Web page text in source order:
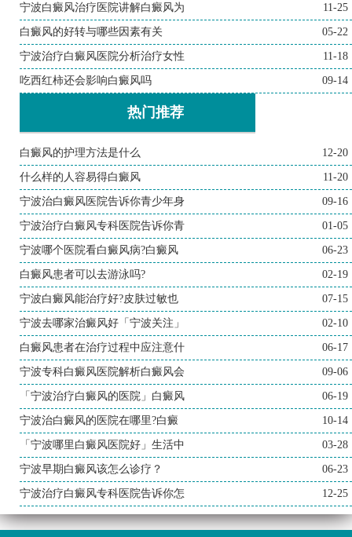
宁波白癜风治疗医院讲解白癜风为 11-25
白癜风的好转与哪些因素有关 05-22
宁波治疗白癜风医院分析治疗女性 11-18
吃西红柿还会影响白癜风吗 09-14
热门推荐
白癜风的护理方法是什么 12-20
什么样的人容易得白癜风 11-20
宁波治白癜风医院告诉你青少年身 09-16
宁波治疗白癜风专科医院告诉你青 01-05
宁波哪个医院看白癜风病?白癜风 06-23
白癜风患者可以去游泳吗? 02-19
宁波白癜风能治疗好?皮肤过敏也 07-15
宁波去哪家治癜风好「宁波关注」 02-10
白癜风患者在治疗过程中应注意什 06-17
宁波专科白癜风医院解析白癜风会 09-06
「宁波治疗白癜风的医院」白癜风 06-19
宁波治白癜风的医院在哪里?白癜 10-14
「宁波哪里白癜风医院好」生活中 03-28
宁波早期白癜风该怎么诊疗？ 06-23
宁波治疗白癜风专科医院告诉你怎 12-25